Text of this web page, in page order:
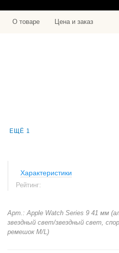
О товаре Цена и заказ
ЕЩЁ 1
Характеристики
Рейтинг:
Арт.: Apple Watch Series 9 41 мм
звездный свет/звездный свет,
ремешок M/L)